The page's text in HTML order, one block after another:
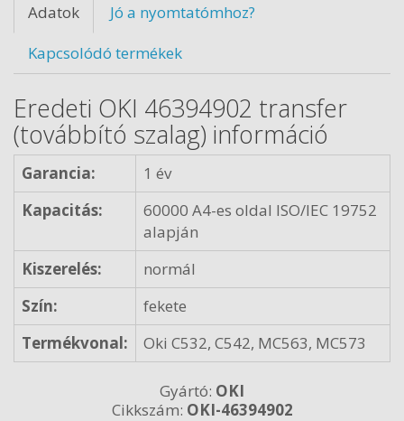
Adatok
Jó a nyomtatómhoz?
Kapcsolódó termékek
Eredeti OKI 46394902 transfer
(továbbító szalag) információ
Garancia:
1 év
Kapacitás:
60000 A4-es oldal ISO/IEC 19752
alapján
Kiszerelés:
normál
Szín:
fekete
Termékvonal:
Oki C532, C542, MC563, MC573
Gyártó: OKI
Cikkszám: OKI-46394902